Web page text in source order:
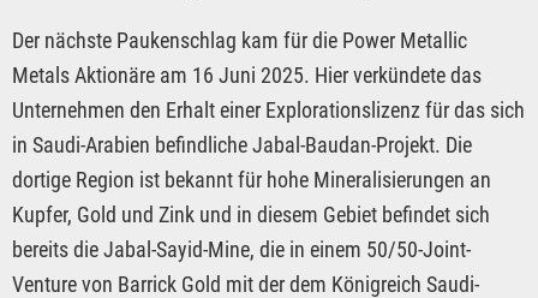
Der nächste Paukenschlag kam für die Power Metallic
Metals Aktionäre am 16 Juni 2025. Hier verkündete das
Unternehmen den Erhalt einer Explorationslizenz für das sich
in Saudi-Arabien befindliche Jabal-Baudan-Projekt. Die
dortige Region ist bekannt für hohe Mineralisierungen an
Kupfer, Gold und Zink und in diesem Gebiet befindet sich
bereits die Jabal-Sayid-Mine, die in einem 50/50-Joint-
Venture von Barrick Gold mit der dem Königreich Saudi-